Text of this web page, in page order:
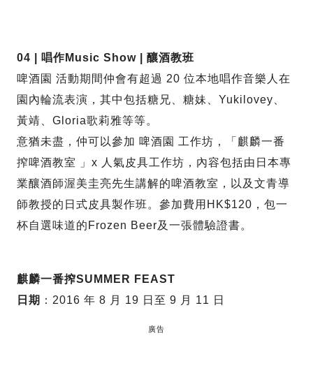
04 | 唱作Music Show | 釀酒教班
啤酒園 活動期間仲會有超過 20 位本地唱作音樂人在
園內輪流表演，其中包括糖兄、糖妹、Yukilovey、
黃靖、Gloria歌莉雅等等。
意猶未盡，仲可以參加 啤酒園 工作坊，「麒麟一番
搾啤酒教室 」x 人氣皮具工作坊，內容包括由日本專
業釀酒師渥美圭亮先生講解的啤酒教室，以及文青導
師教授的日式皮具製作班。參加費用HK$120，包一
杯自選味道的Frozen Beer及一張體驗證書。
麒麟一番搾SUMMER FEAST
日期 ：2016 年 8 月 19 日至 9 月 11 日
廣告